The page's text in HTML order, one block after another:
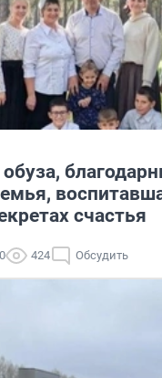
счастья
424 Обсудить